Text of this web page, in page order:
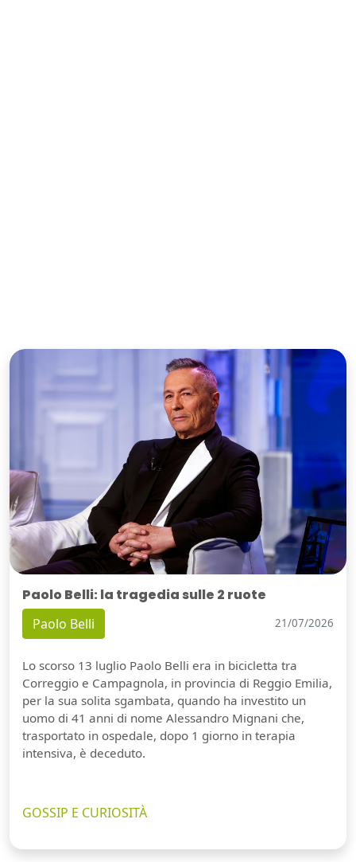
Paolo Belli: la tragedia sulle 2 ruote
Paolo Belli 21/07/2026
Lo scorso 13 luglio Paolo Belli era in bicicletta tra
Correggio e Campagnola, in provincia di Reggio Emilia,
per la sua solita sgambata, quando ha investito un
uomo di 41 anni di nome Alessandro Mignani che,
trasportato in ospedale, dopo 1 giorno in terapia
intensiva, è deceduto.
GOSSIP E CURIOSITÀ